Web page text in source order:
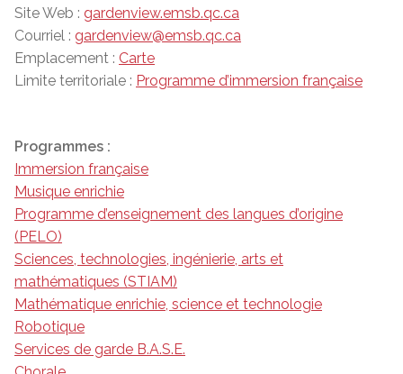
Site Web : gardenview.emsb.qc.ca
Courriel : gardenview@emsb.qc.ca
Emplacement : Carte
Limite territoriale : Programme d’immersion française
Programmes :
Immersion française
Musique enrichie
Programme d’enseignement des langues d’origine
(PELO)
Sciences, technologies, ingénierie, arts et
mathématiques (STIAM)
Mathématique enrichie, science et technologie
Robotique
Services de garde B.A.S.E.